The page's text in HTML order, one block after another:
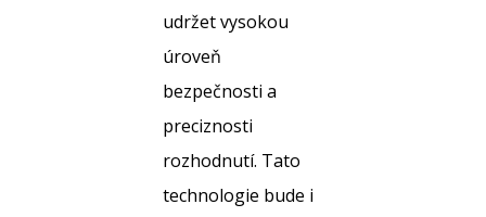
udržet vysokou
úroveň
bezpečnosti a
preciznosti
rozhodnutí. Tato
technologie bude i